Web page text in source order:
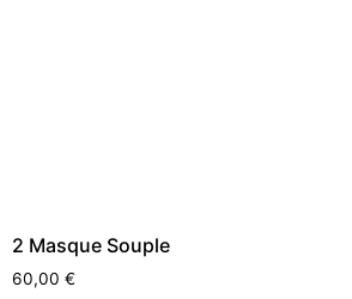
2 Masque Souple
60,00 €